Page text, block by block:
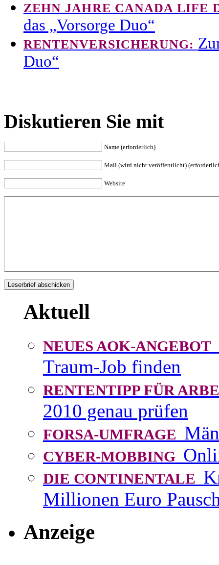
ZEHN JAHRE CANADA LIFE
das „Vorsorge Duo“
RENTENVERSICHERUNG:
Duo“
Diskutieren Sie mit
Name (erforderlich)
Mail (wird nicht veröffentlicht)
Website
Aktuell
NEUES AOK-ANGEBOT
Traum-Job finden
RENTENTIPP FÜR
2010 genau prüfen
FORSA-UMFRAGE
CYBER-MOBBING
DIE CONTINENTALE
Millionen Euro
Anzeige